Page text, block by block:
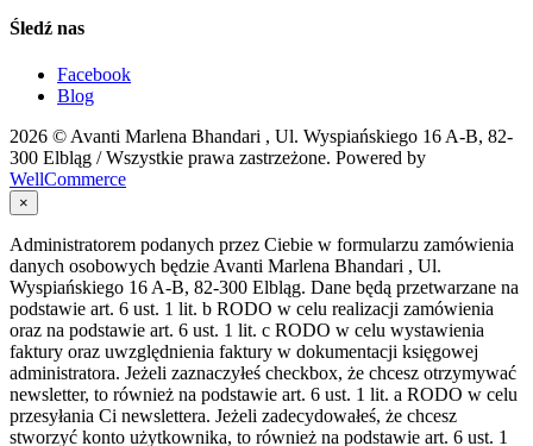
Śledź nas
Facebook
Blog
2026 © Avanti Marlena Bhandari , Ul. Wyspiańskiego 16 A-B, 82-
300 Elbląg / Wszystkie prawa zastrzeżone. Powered by
WellCommerce
×
Administratorem podanych przez Ciebie w formularzu zamówienia
danych osobowych będzie Avanti Marlena Bhandari , Ul.
Wyspiańskiego 16 A-B, 82-300 Elbląg. Dane będą przetwarzane na
podstawie art. 6 ust. 1 lit. b RODO w celu realizacji zamówienia
oraz na podstawie art. 6 ust. 1 lit. c RODO w celu wystawienia
faktury oraz uwzględnienia faktury w dokumentacji księgowej
administratora. Jeżeli zaznaczyłeś checkbox, że chcesz otrzymywać
newsletter, to również na podstawie art. 6 ust. 1 lit. a RODO w celu
przesyłania Ci newslettera. Jeżeli zadecydowałeś, że chcesz
stworzyć konto użytkownika, to również na podstawie art. 6 ust. 1